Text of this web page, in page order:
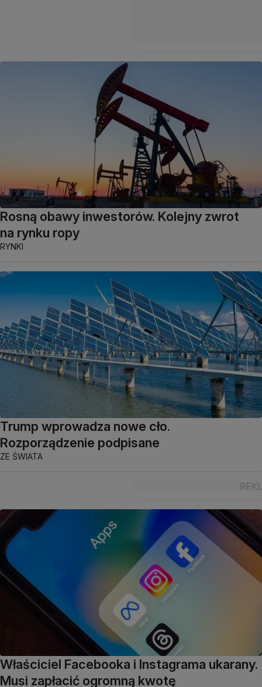
Rosną obawy inwestorów. Kolejny zwrot
na rynku ropy
RYNKI
Trump wprowadza nowe cło.
Rozporządzenie podpisane
ZE ŚWIATA
Właściciel Facebooka i Instagrama ukarany.
Musi zapłacić ogromną kwotę